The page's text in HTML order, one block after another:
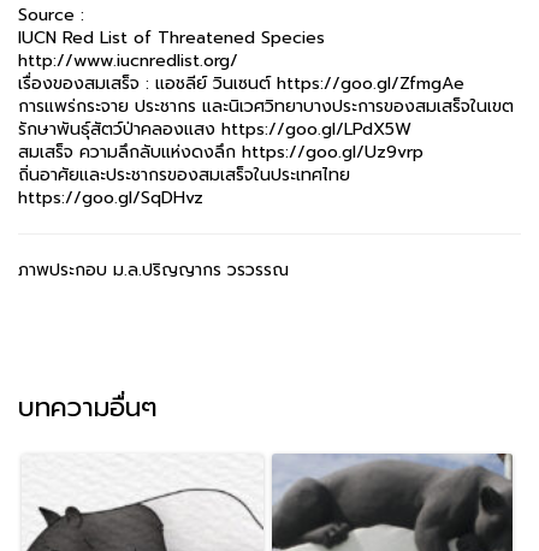
Source :
IUCN Red List of Threatened Species
http://www.iucnredlist.org/
เรื่องของสมเสร็จ : แอชลีย์ วินเซนต์ https://goo.gl/ZfmgAe
การแพร่กระจาย ประชากร และนิเวศวิทยาบางประการของสมเสร็จในเขต
รักษาพันธุ์สัตว์ป่าคลองแสง https://goo.gl/LPdX5W
สมเสร็จ ความลึกลับแห่งดงลึก https://goo.gl/Uz9vrp
ถิ่นอาศัยและประชากรของสมเสร็จในประเทศไทย
https://goo.gl/SqDHvz
ภาพประกอบ ม.ล.ปริญญากร วรวรรณ
บทความอื่นๆ